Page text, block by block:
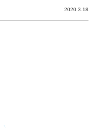
2020.3.18